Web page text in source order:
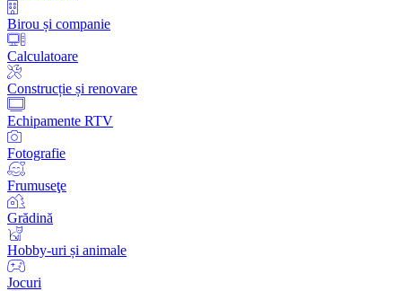
Birou și companie
Calculatoare
Construcție și renovare
Echipamente RTV
Fotografie
Frumuseţe
Grădină
Hobby-uri și animale
Jocuri